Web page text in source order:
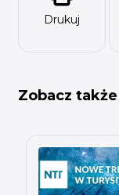
Drukuj
Zobacz także